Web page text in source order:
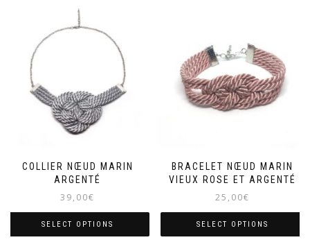
COLLIER NŒUD MARIN
ARGENTÉ
39,00€
SELECT OPTIONS
BRACELET NŒUD MARIN
VIEUX ROSE ET ARGENTÉ
25,00€
SELECT OPTIONS